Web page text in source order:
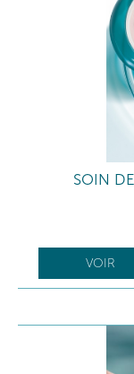
SOIN
VOIR